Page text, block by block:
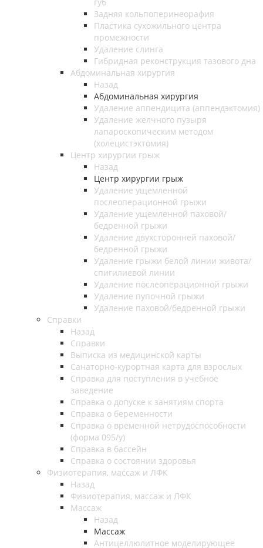
Задняя кольпоперинеорафия
Пластика сухожильного центра
промежности
Удаление слинга
Гибридная реконструкция тазового дна
Абдоминальная хирургия
Назад
Абдоминальная хирургия
Удаление аппендицита (аппендэктомия)
Удаление желчного пузыря
лапароскопическим методом
(холецистэктомия)
Центр хирургии грыж
Назад
Центр хирургии грыж
Удаление ущемленной
послеоперационной грыжи
Удаление ущемленной паховой/
бедренной грыжи
Удаление двухсторонней паховой/
бедренной грыжи
Удаление грыжи белой линии живота/
спигилиевой линии
Удаление послеоперационной грыжи
Удаление пупочной грыжи
Удаление паховой/бедренной грыжи
Справки
Назад
Справки
Выписка из медицинской карты
Санаторно-курортная карта для взрослых
Справка для поступления в учебное
заведение
Справка о допуске к занятиям спорта
Справка о беременности
Справка о временной нетрудоспособности
(форма 095/у)
Справка в бассейн
Справка о состоянии здоровья
Физиотерапия, массаж и ЛФК
Назад
Физиотерапия, массаж и ЛФК
Массаж
Назад
Массаж
Антицеллюлитное моделирующее